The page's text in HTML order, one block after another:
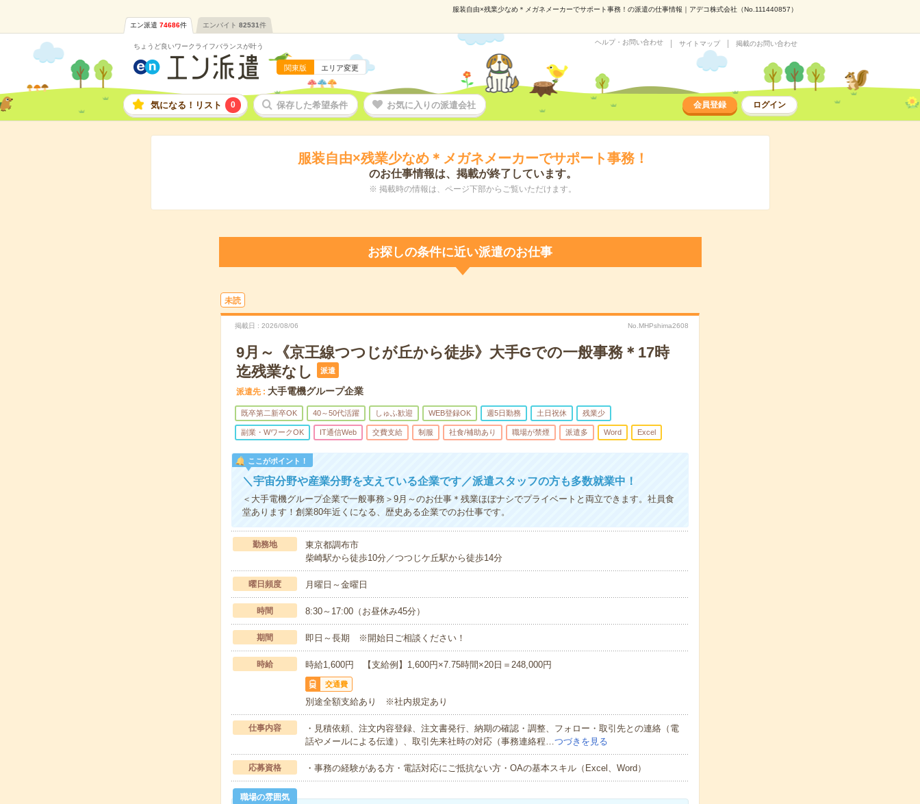
服装自由×残業少なめ＊メガネメーカーでサポート事務！の派遣の仕事情報｜アデコ株式会社（No.111440857）
エン派遣 74686件 エンバイト 82531件
ちょうど良いワークライフバランスが叶う
関東版 エリア変更
ヘルプ・お問い合わせ サイトマップ 掲載のお問い合わせ
気になる！リスト 0 保存した希望条件 お気に入りの派遣会社 会員登録 ログイン
服装自由×残業少なめ＊メガネメーカーでサポート事務！
のお仕事情報は、掲載が終了しています。
※ 掲載時の情報は、ページ下部からご覧いただけます。
お探しの条件に近い派遣のお仕事
未読
掲載日 2026/08/06 No.MHPshima2608
9月～《京王線つつじが丘から徒歩》大手Gでの一般事務＊17時
迄残業なし
派遣
派遣先 大手電機グループ企業
既卒第二新卒OK 40～50代活躍 しゅふ歓迎 WEB登録OK 週5日勤務 土日祝休 残業少
副業・WワークOK IT通信Web 交費支給 制服 社食/補助あり 職場が禁煙 派遣多 Word Excel
ここがポイント！
＼宇宙分野や産業分野を支えている企業です／派遣スタッフの方も多数就業中！
＜大手電機グループ企業で一般事務＞9月～のお仕事＊残業ほぼナシでプライベートと両立できます。社員食
堂あります！創業80年近くになる、歴史ある企業でのお仕事です。
勤務地
東京都調布市
柴崎駅から徒歩10分／つつじケ丘駅から徒歩14分
曜日頻度 月曜日～金曜日
時間 8:30～17:00（お昼休み45分）
期間 即日～長期 ※開始日ご相談ください！
時給 時給1,600円 【支給例】1,600円×7.75時間×20日＝248,000円
交通費
別途全額支給あり ※社内規定あり
仕事内容
・見積依頼、注文内容登録、注文書発行、納期の確認・調整、フォロー・取引先との連絡（電
話やメールによる伝達）、取引先来社時の対応（事務連絡程…つづきを見る
応募資格 ・事務の経験がある方・電話対応にご抵抗ない方・OAの基本スキル（Excel、Word）
職場の雰囲気